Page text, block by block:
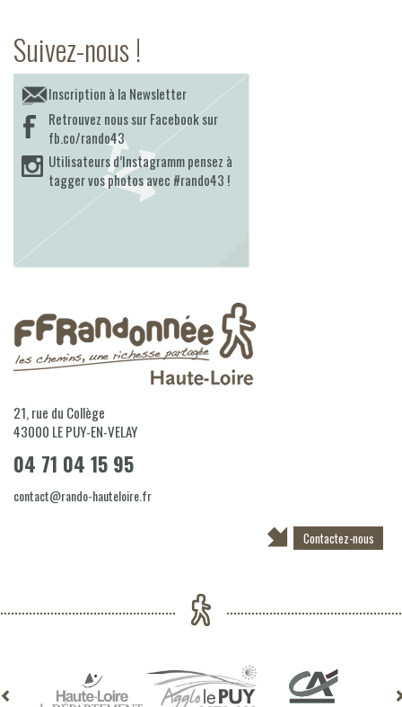
Suivez-nous !
Inscription à la Newsletter
Retrouvez nous sur Facebook sur
fb.co/rando43
Utilisateurs d’Instagramm pensez à
tagger vos photos avec #rando43 !
21, rue du Collège
43000 LE PUY-EN-VELAY
04 71 04 15 95
contact@rando-hauteloire.fr
Contactez-nous